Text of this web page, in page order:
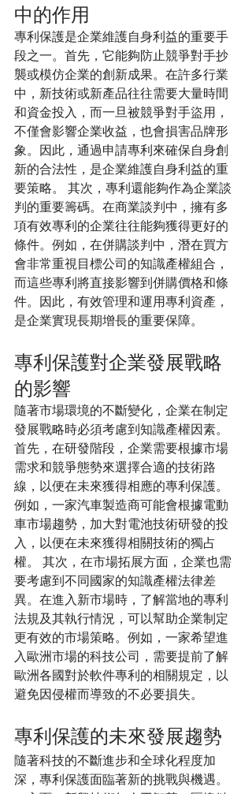
中的作用
專利保護是企業維護自身利益的重要手
段之一。首先，它能夠防止競爭對手抄
襲或模仿企業的創新成果。在許多行業
中，新技術或新產品往往需要大量時間
和資金投入，而一旦被競爭對手盜用，
不僅會影響企業收益，也會損害品牌形
象。因此，通過申請專利來確保自身創
新的合法性，是企業維護自身利益的重
要策略。 其次，專利還能夠作為企業談
判的重要籌碼。在商業談判中，擁有多
項有效專利的企業往往能夠獲得更好的
條件。例如，在併購談判中，潛在買方
會非常重視目標公司的知識產權組合，
而這些專利將直接影響到併購價格和條
件。因此，有效管理和運用專利資產，
是企業實現長期增長的重要保障。
專利保護對企業發展戰略
的影響
隨著市場環境的不斷變化，企業在制定
發展戰略時必須考慮到知識產權因素。
首先，在研發階段，企業需要根據市場
需求和競爭態勢來選擇合適的技術路
線，以便在未來獲得相應的專利保護。
例如，一家汽車製造商可能會根據電動
車市場趨勢，加大對電池技術研發的投
入，以便在未來獲得相關技術的獨占
權。 其次，在市場拓展方面，企業也需
要考慮到不同國家的知識產權法律差
異。在進入新市場時，了解當地的專利
法規及其執行情況，可以幫助企業制定
更有效的市場策略。例如，一家希望進
入歐洲市場的科技公司，需要提前了解
歐洲各國對於軟件專利的相關規定，以
避免因侵權而導致的不必要損失。
專利保護的未來發展趨勢
隨著科技的不斷進步和全球化程度加
深，專利保護面臨著新的挑戰與機遇。